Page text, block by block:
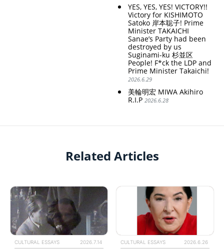
RANKING
ARTICLES
YES, YES, YES! VICTORY!!
Victory for KISHIMOTO
Satoko 岸本聡子! Prime
Minister TAKAICHI
Sanae’s Party had been
destroyed by us
Suginami-ku 杉並区
People! F*ck the LDP and
Prime Minister Takaichi!
2026.6.29
美輪明宏 MIWA Akihiro
R.I.P 2026.6.28
Related Articles
CULTURAL ESSAYS 2026.7.14 CULTURAL ESSAYS 2026.6.26